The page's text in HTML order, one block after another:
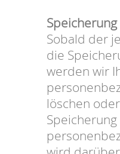
Sobald der
die
werden wir
löschen